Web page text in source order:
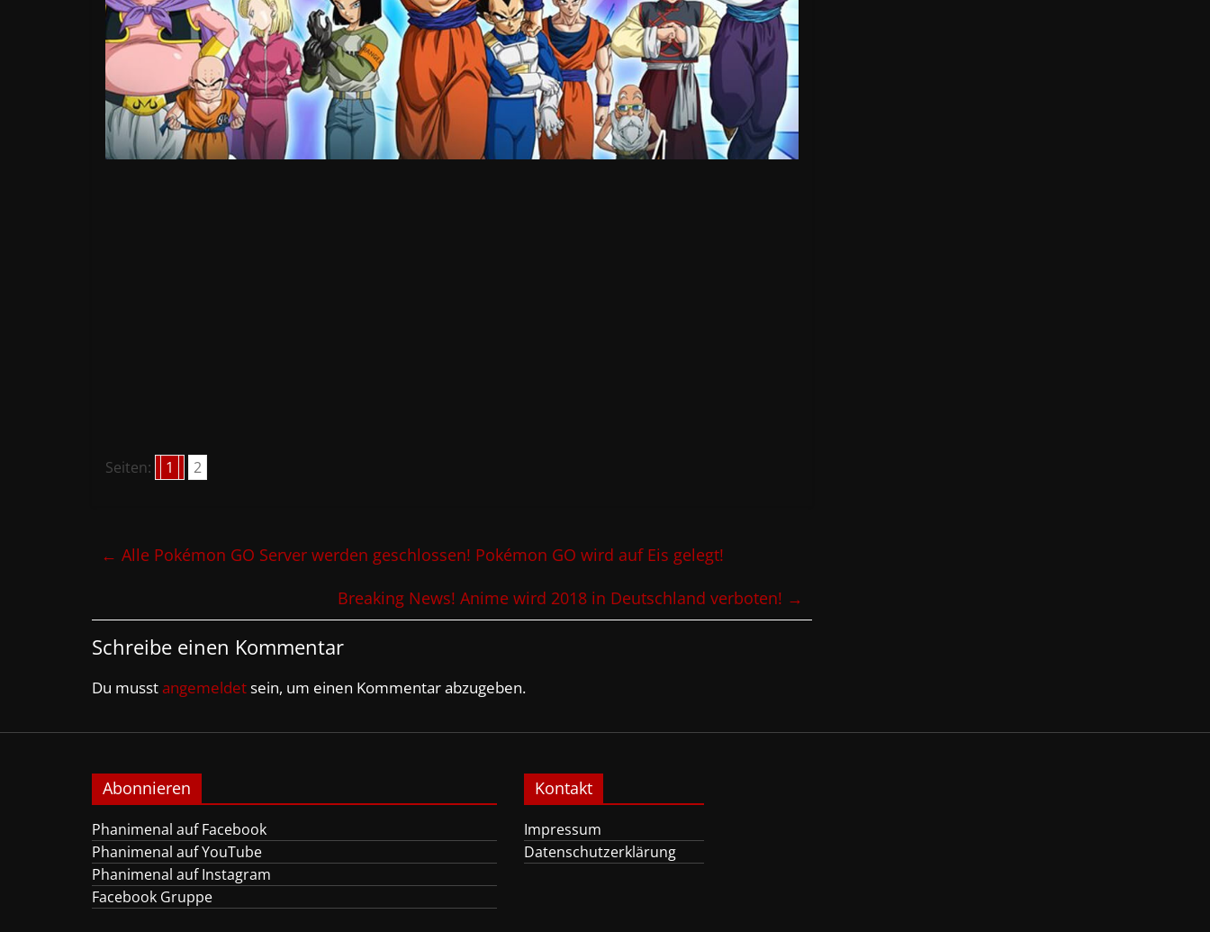
Seiten: 1 2
← Alle Pokémon GO Server werden geschlossen! Pokémon GO wird auf Eis gelegt!
Breaking News! Anime wird 2018 in Deutschland verboten! →
Schreibe einen Kommentar
Du musstangemeldetsein, um einen Kommentar abzugeben.
Abonnieren
Phanimenal auf Facebook
Phanimenal auf YouTube
Phanimenal auf Instagram
Facebook Gruppe
Kontakt
Impressum
Datenschutzerklärung